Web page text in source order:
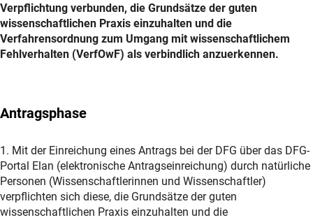
Verpflichtung verbunden, die Grundsätze der guten
wissenschaftlichen Praxis einzuhalten und die
Verfahrensordnung zum Umgang mit wissenschaftlichem
Fehlverhalten (VerfOwF) als verbindlich anzuerkennen.
Antragsphase
1. Mit der Einreichung eines Antrags bei der DFG über das DFG-
Portal Elan (elektronische Antragseinreichung) durch natürliche
Personen (Wissenschaftlerinnen und Wissenschaftler)
verpflichten sich diese, die Grundsätze der guten
wissenschaftlichen Praxis einzuhalten und die